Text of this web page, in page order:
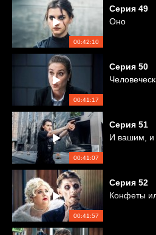
00:42:10
Серия 49
Оно
00:41:17
Серия 50
00:41:07
Серия 51
И вашим,
00:41:57
Серия 52
Конфеты